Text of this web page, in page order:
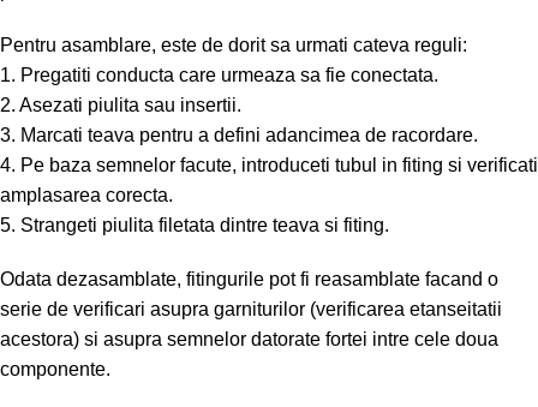
Pentru asamblare, este de dorit sa urmati cateva reguli:
1. Pregatiti conducta care urmeaza sa fie conectata.
2. Asezati piulita sau insertii.
3. Marcati teava pentru a defini adancimea de racordare.
4. Pe baza semnelor facute, introduceti tubul in fiting si verificati
amplasarea corecta.
5. Strangeti piulita filetata dintre teava si fiting.
Odata dezasamblate, fitingurile pot fi reasamblate facand o
serie de verificari asupra garniturilor (verificarea etanseitatii
acestora) si asupra semnelor datorate fortei intre cele doua
componente.